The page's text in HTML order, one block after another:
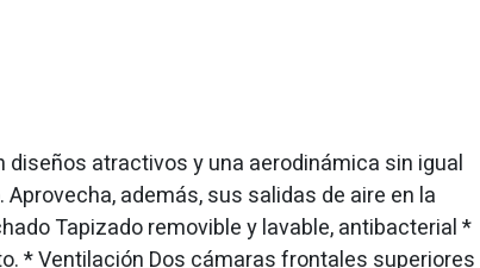
diseños atractivos y una aerodinámica sin igual
además, sus salidas de aire en la
Tapizado removible y lavable, antibacterial *
* Ventilación Dos cámaras frontales superiores